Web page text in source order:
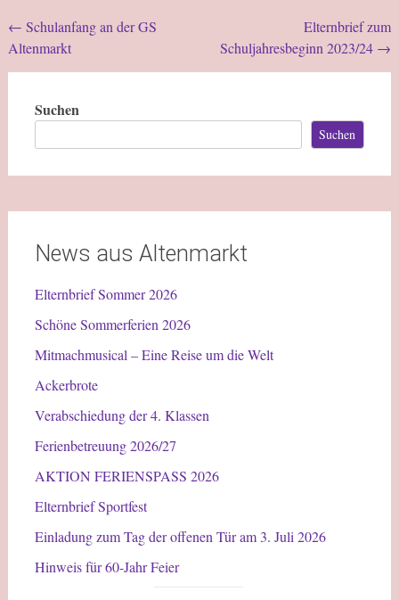
← Schulanfang an der GS
Altenmarkt
Elternbrief zum
Schuljahresbeginn 2023/24 →
Suchen
Suchen
News aus Altenmarkt
Elternbrief Sommer 2026
Schöne Sommerferien 2026
Mitmachmusical – Eine Reise um die Welt
Ackerbrote
Verabschiedung der 4. Klassen
Ferienbetreuung 2026/27
AKTION FERIENSPASS 2026
Elternbrief Sportfest
Einladung zum Tag der offenen Tür am 3. Juli 2026
Hinweis für 60-Jahr Feier